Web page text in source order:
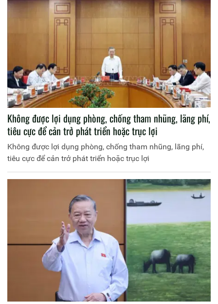
Không được lợi dụng phòng, chống tham nhũng, lãng phí,
tiêu cực để cản trở phát triển hoặc trục lợi
Không được lợi dụng phòng, chống tham nhũng, lãng phí,
tiêu cực để cản trở phát triển hoặc trục lợi